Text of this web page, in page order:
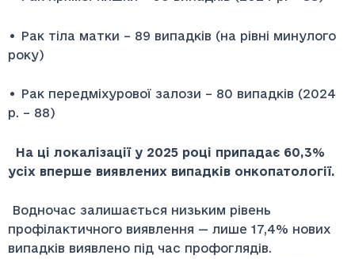
• Рак тіла матки – 89 випадків (на рівні минулого
року)
• Рак передміхурової залози – 80 випадків (2024
р. – 88)
На ці локалізації у 2025 році припадає 60,3%
усіх вперше виявлених випадків онкопатології.
Водночас залишається низьким рівень
профілактичного виявлення — лише 17,4% нових
випадків виявлено під час профоглядів.